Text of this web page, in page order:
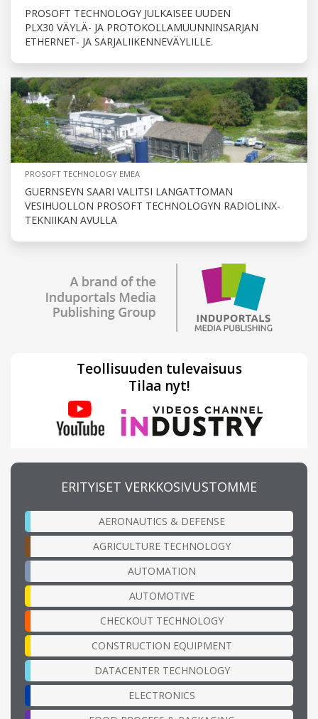
PROSOFT TECHNOLOGY JULKAISEE UUDEN
PLX30 VÄYLÄ- JA PROTOKOLLAMUUNNINSARJAN
ETHERNET- JA SARJALIIKENNEVÄYLILLE.
PROSOFT TECHNOLOGY EMEA
GUERNSEYN SAARI VALITSI LANGATTOMAN
VESIHUOLLON PROSOFT TECHNOLOGYN RADIOLINX-
TEKNIIKAN AVULLA
Teollisuuden tulevaisuus
Tilaa nyt!
ERITYISET VERKKOSIVUSTOMME
AERONAUTICS & DEFENSE
AGRICULTURE TECHNOLOGY
AUTOMATION
AUTOMOTIVE
CHECKOUT TECHNOLOGY
CONSTRUCTION EQUIPMENT
DATACENTER TECHNOLOGY
ELECTRONICS